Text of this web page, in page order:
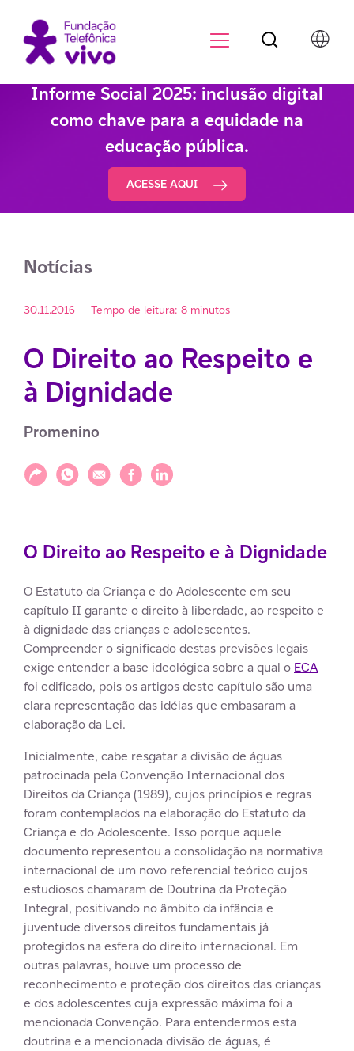
Informe Social 2025: inclusão digital
como chave para a equidade na
educação pública.
ACESSE AQUI
Notícias
30.11.2016 Tempo de leitura: 8 minutos
O Direito ao Respeito e
à Dignidade
Promenino
Compartilhar
Compartilhar via WhatsApp
Compartilhar via E-mail
Compartilhar via Facebook
Compartilhar via LinkedIn
O Direito ao Respeito e à Dignidade
O Estatuto da Criança e do Adolescente em seu
capítulo II garante o direito à liberdade, ao respeito e
à dignidade das crianças e adolescentes.
Compreender o significado destas previsões legais
exige entender a base ideológica sobre a qual o ECA
foi edificado, pois os artigos deste capítulo são uma
clara representação das idéias que embasaram a
elaboração da Lei.
Inicialmente, cabe resgatar a divisão de águas
patrocinada pela Convenção Internacional dos
Direitos da Criança (1989), cujos princípios e regras
foram contemplados na elaboração do Estatuto da
Criança e do Adolescente. Isso porque aquele
documento representou a consolidação na normativa
internacional de um novo referencial teórico cujos
estudiosos chamaram de Doutrina da Proteção
Integral, positivando no âmbito da infância e
juventude diversos direitos fundamentais já
protegidos na esfera do direito internacional. Em
outras palavras, houve um processo de
reconhecimento e proteção dos direitos das crianças
e dos adolescentes cuja expressão máxima foi a
mencionada Convenção. Para entendermos esta
doutrina e a mencionada divisão de águas, é
Botão de